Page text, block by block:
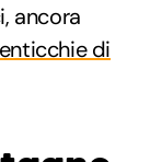
ancora
di